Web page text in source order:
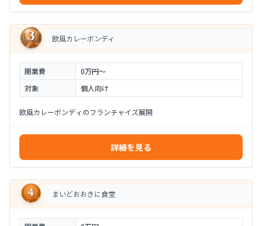
欧風カレーボンディ
開業費
0万円〜
対象
個人向け
欧風カレーボンディのフランチャイズ展開
詳細を見る
まいどおおきに食堂